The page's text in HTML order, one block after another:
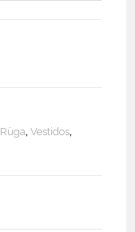
Rüga,Vestidos,